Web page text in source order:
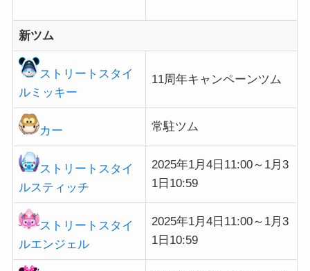
新ツム
ストリートスタイ
ルミッキー
11周年キャンペーンツム
カー 常駐ツム
ストリートスタイ
ルスティッチ
2025年1月4日11:00～1月3
1日10:59
ストリートスタイ
ルエンジェル
2025年1月4日11:00～1月3
1日10:59